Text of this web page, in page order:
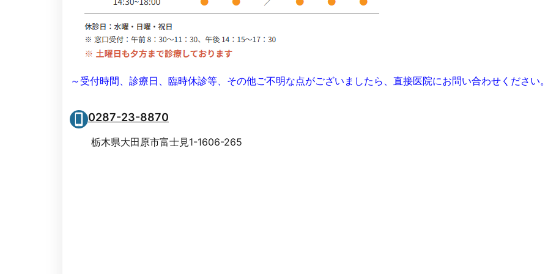
～受付時間、診療日、臨時休診等、その他ご不明な点がございましたら、直接医院にお問い合わせください
0287-23-8870
栃木県大田原市富士見1-1606-265